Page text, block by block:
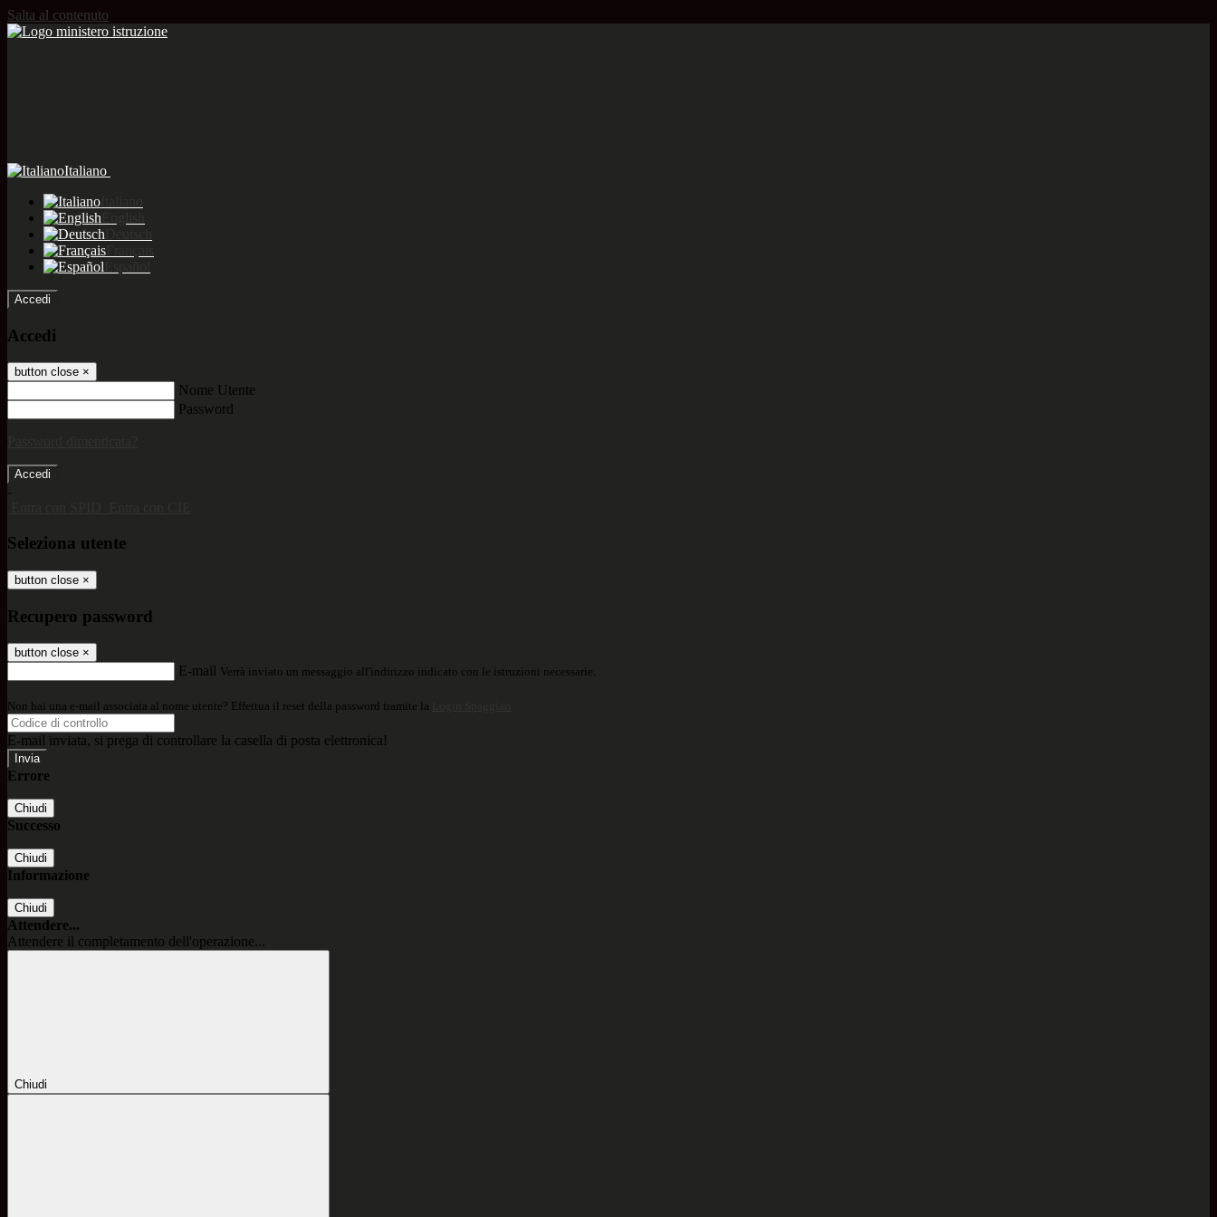
Salta al contenuto
Italiano
Accedi
Accedi
button close ×
Nome Utente
Password
-
Seleziona utente
button close ×
Recupero password
button close ×
E-mail Verrà inviato un messaggio all'indirizzo indicato con le istruzioni necessarie.
Non hai una e-mail associata al nome utente? Effettua il reset della password tramite la
E-mail inviata, si prega di controllare la casella di posta elettronica!
Errore
Chiudi
Successo
Chiudi
Informazione
Chiudi
Attendere...
Attendere il completamento dell'operazione...
Chiudi